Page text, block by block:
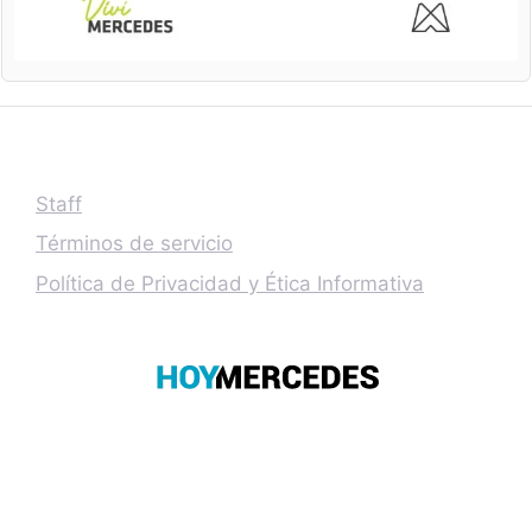
Staff
Términos de servicio
Política de Privacidad y Ética Informativa